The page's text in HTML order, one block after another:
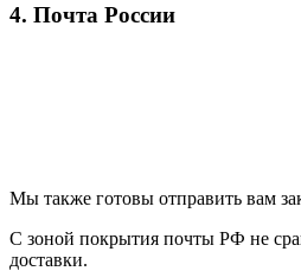
4. Почта России
Мы также готовы отправить вам
С зоной покрытия почты РФ не
доставки.